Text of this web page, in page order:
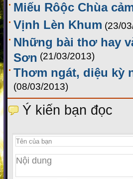
Miếu Rôộc Chùa
Vịnh Lèn Khum (23/
Những bài thơ hay
Sơn (21/03/2013)
Thơm ngát, diệu kỳ
(08/03/2013)
Ý kiến bạn đọc